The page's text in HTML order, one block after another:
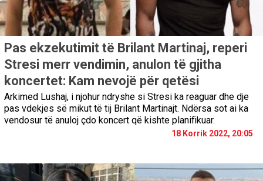
Pas ekzekutimit të Brilant Martinaj, reperi
Stresi merr vendimin, anulon të gjitha
koncertet: Kam nevojë për qetësi
Arkimed Lushaj, i njohur ndryshe si Stresi ka reaguar dhe dje
pas vdekjes së mikut të tij Brilant Martinajt. Ndërsa sot ai ka
vendosur të anuloj çdo koncert që kishte planifikuar.
18 Korrik 2022, 20:05